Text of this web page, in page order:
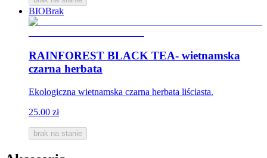
BIOBrak
RAINFOREST BLACK TEA- wietnamska
czarna herbata
Ekologiczna wietnamska czarna herbata liściasta.
25.00 zł
brak na stanie